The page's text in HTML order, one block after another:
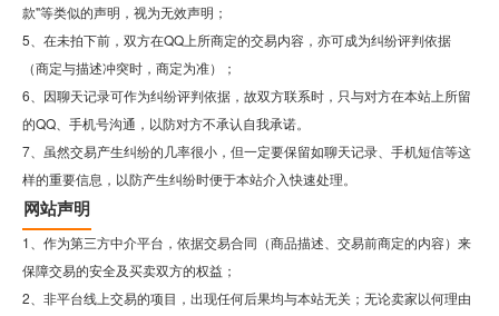
款"等类似的声明，视为无效声明；
5、在未拍下前，双方在QQ上所商定的交易内容，亦可成为纠纷评判依据
（商定与描述冲突时，商定为准）；
6、因聊天记录可作为纠纷评判依据，故双方联系时，只与对方在本站上所留
的QQ、手机号沟通，以防对方不承认自我承诺。
7、虽然交易产生纠纷的几率很小，但一定要保留如聊天记录、手机短信等这
样的重要信息，以防产生纠纷时便于本站介入快速处理。
网站声明
1、作为第三方中介平台，依据交易合同（商品描述、交易前商定的内容）来
保障交易的安全及买卖双方的权益；
2、非平台线上交易的项目，出现任何后果均与本站无关；无论卖家以何理由